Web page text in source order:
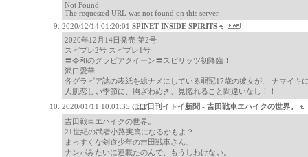
Not Found
The requested URL was not found on this server.
2020/12/14 01:20:01 SPINET-INSIDE SPIRITS
2020年12月14日発売 第2号
スピプレ2号 スピプレ1号
〓令和のグラビアクイーン〓スピリッツ初降臨！
沢口愛華
各グラビア誌の表紙を総ナメにしている弱冠17歳の彼女が、 ナマイキ
人肌恋しい季節に、胸ざわめき、見惚れること間違いなし！！
2020/01/11 10:01:35 ほぼ日刊イトイ新聞 - 吉田戦車エハイクの世界。
吉田戦車エハイクの世界。
21世紀の武者小路実篤になるかもよ？
まっすぐな剣道少年の吉田戦車さん、
ナンパみたいに連載たのんで、もうしわけない。